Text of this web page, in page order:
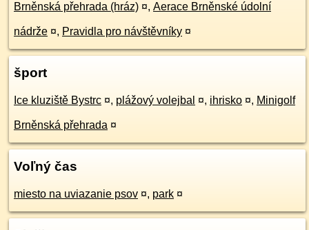
Brněnská přehrada (hráz) ¤, Aerace Brněnské údolní
nádrže ¤, Pravidla pro návštěvníky ¤
šport
Ice kluziště Bystrc ¤, plážový volejbal ¤, ihrisko ¤, Minigolf
Brněnská přehrada ¤
Voľný čas
miesto na uviazanie psov ¤, park ¤